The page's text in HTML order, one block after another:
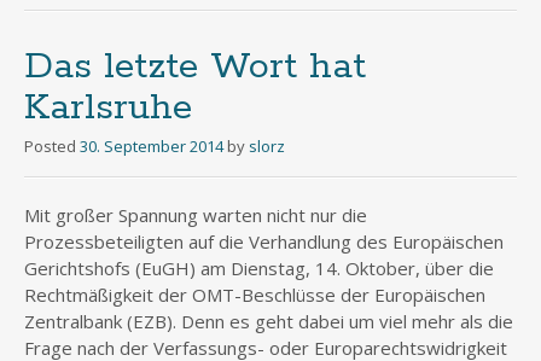
Das letzte Wort hat
Karlsruhe
Posted 30. September 2014 by slorz
Mit großer Spannung warten nicht nur die
Prozessbeteiligten auf die Verhandlung des Europäischen
Gerichtshofs (EuGH) am Dienstag, 14. Oktober, über die
Rechtmäßigkeit der OMT-Beschlüsse der Europäischen
Zentralbank (EZB). Denn es geht dabei um viel mehr als die
Frage nach der Verfassungs- oder Europarechtswidrigkeit